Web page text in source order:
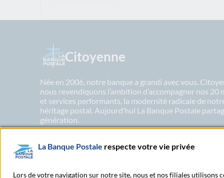
Citoyenne
Née en 2006, notre banque a grandi avec vous.
nous revendiquons l’ambition d’accompagner nos
et services performants, la modernité radicale de
héritage postal. Aujourd’hui La Banque Postale
génération.
En savoir plus sur nos engagements
La Banque Postale respecte votre vie privée
Lors de votre navigation sur notre site, nous et nos filiales utilisons